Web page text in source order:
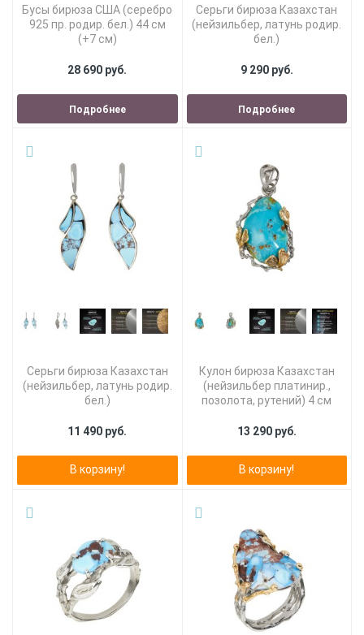
Бусы бирюза США (серебро
925 пр. родир. бел.) 44 см
(+7 см)
28 690 руб.
Подробнее
Серьги бирюза Казахстан
(нейзильбер, латунь родир.
бел.)
9 290 руб.
Подробнее
Серьги бирюза Казахстан
(нейзильбер, латунь родир.
бел.)
11 490 руб.
В корзину!
Кулон бирюза Казахстан
(нейзильбер платинир.,
позолота, рутений) 4 см
13 290 руб.
В корзину!